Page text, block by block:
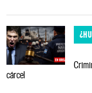
cárcel